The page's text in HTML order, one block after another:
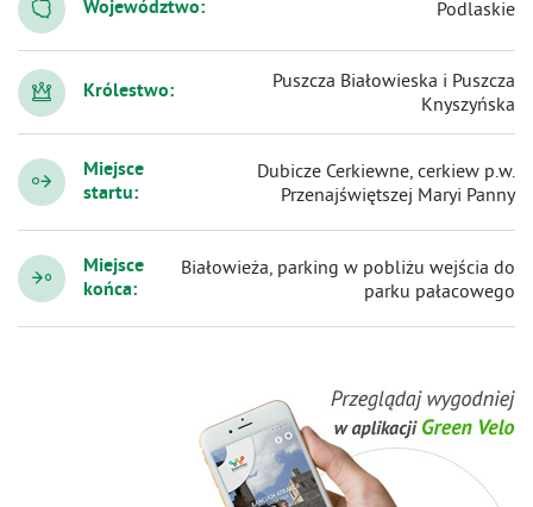
Województwo: Podlaskie
Królestwo:
Puszcza Białowieska i Puszcza
Knyszyńska
Miejsce
startu:
Dubicze Cerkiewne, cerkiew p.w.
Przenajświętszej Maryi Panny
Miejsce
końca:
Białowieża, parking w pobliżu wejścia do
parku pałacowego